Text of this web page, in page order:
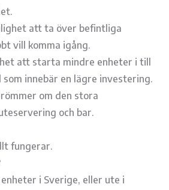
att ta över befintliga
vill komma igång.
att starta mindre enheter i till
som innebär en lägre investering.
om den stora
och bar.
fungerar.
i Sverige, eller ute i